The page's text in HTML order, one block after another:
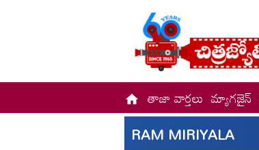
తాజా వార్తలు మ్యాగజైన్
RAM MIRIYALA